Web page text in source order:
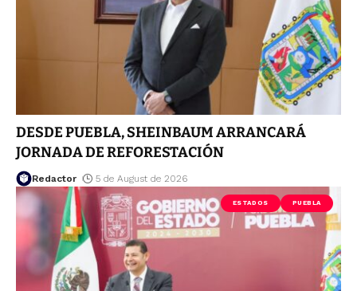
DESDE PUEBLA, SHEINBAUM ARRANCARÁ
JORNADA DE REFORESTACIÓN
Redactor 5 de August de 2026
ESTADOS PUEBLA